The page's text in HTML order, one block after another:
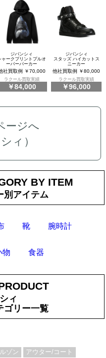
ジバンシィ
ャークプリントプルオ
ーバーパーカー
社買取例 ￥70,000
ラクール買取実績
￥84,000
ジバンシィ
スタッズ ハイカットス
ニーカー
他社買取例 ￥80,000
ラクール買取実績
￥96,000
ージへ
ィ）
BY ITEM
別アイテム
靴 腕時計
物 食器
ィ
ゴリー一覧
ゾン
アウター/コート